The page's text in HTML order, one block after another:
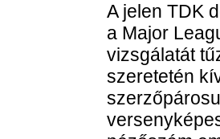
A jelen TDK
a Major
vizsgálatát
szeretetén